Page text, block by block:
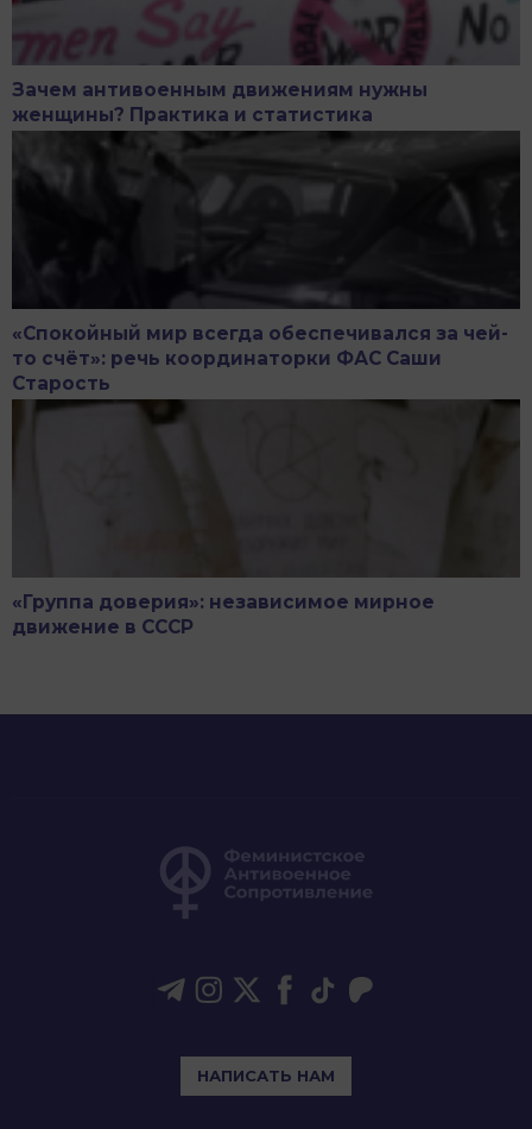
Зачем антивоенным движениям нужны
женщины? Практика и статистика
«Спокойный мир всегда обеспечивался за чей-
то счёт»: речь координаторки ФАС Саши
Старость
«Группа доверия»: независимое мирное
движение в СССР
НАПИСАТЬ НАМ